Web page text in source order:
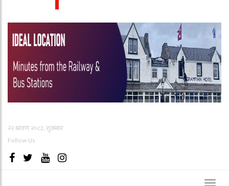
२२ श्रावण २०८३, शुक्रबार
Follow Us